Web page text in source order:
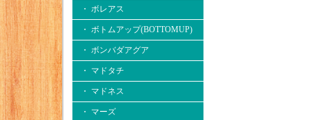
・ ボレアス
・ ボトムアップ(BOTTOMUP)
・ ボンバダアグア
・ マドタチ
・ マドネス
・ マーズ